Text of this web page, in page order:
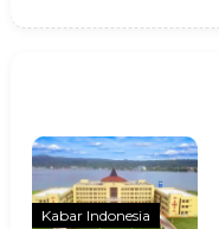
Kabar Indonesia